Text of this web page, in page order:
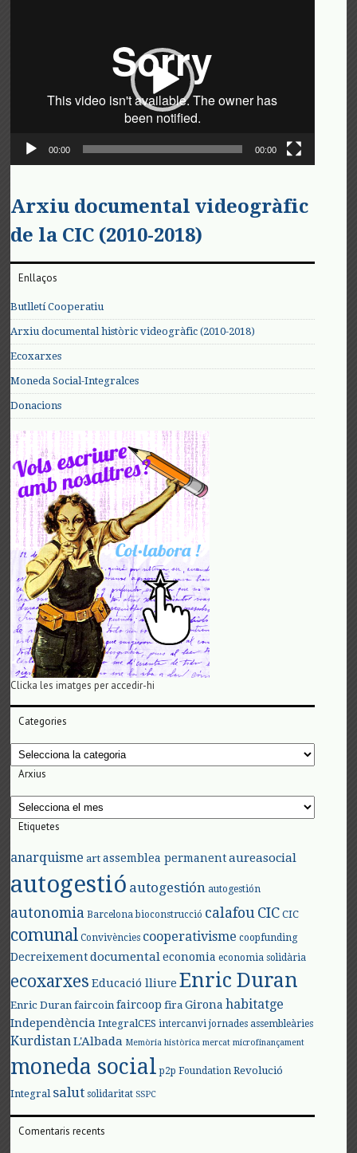
00:00 00:00
Arxiu documental videogràfic
de la CIC (2010-2018)
Enllaços
Butlletí Cooperatiu
Arxiu documental històric videogràfic (2010-2018)
Ecoxarxes
Moneda Social-Integralces
Donacions
Clicka les imatges per accedir-hi
Categories
Categories
Arxius
Arxius
Etiquetes
anarquisme art assemblea permanent aureasocial
autogestió autogestión autogestión
autonomia Barcelona bioconstrucció calafouCIC CIC
comunal Convivències cooperativisme coopfunding
Decreixement documental economia economia solidària
ecoxarxes Educació lliure Enric Duran
Enric Duran faircoin faircoop fira Girona habitatge
Independència IntegralCES intercanvi jornades assembleàries
KurdistanL'Albada Memòria històrica mercat microfinançament
moneda social p2p Foundation Revolució
Integral salut solidaritat SSPC
Comentaris recents